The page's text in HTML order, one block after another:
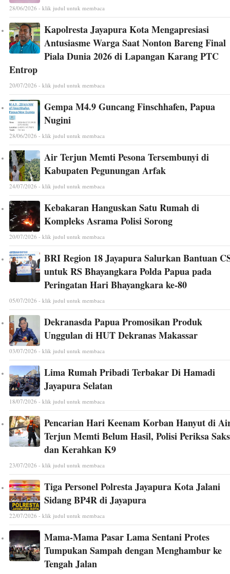
28/06/2026 - klik judul untuk membaca
Kapolresta Jayapura Kota Mengapresiasi
Antusiasme Warga Saat Nonton Bareng Final
Piala Dunia 2026 di Lapangan Karang PTC
Entrop
20/07/2026 - klik judul untuk membaca
Gempa M4.9 Guncang Finschhafen, Papua
Nugini
28/06/2026 - klik judul untuk membaca
Air Terjun Memti Pesona Tersembunyi di
Kabupaten Pegunungan Arfak
24/07/2026 - klik judul untuk membaca
Kebakaran Hanguskan Satu Rumah di
Kompleks Asrama Polisi Sorong
20/07/2026 - klik judul untuk membaca
BRI Region 18 Jayapura Salurkan Bantuan
untuk RS Bhayangkara Polda Papua pada
Peringatan Hari Bhayangkara ke-80
05/07/2026 - klik judul untuk membaca
Dekranasda Papua Promosikan Produk
Unggulan di HUT Dekranas Makassar
03/07/2026 - klik judul untuk membaca
Lima Rumah Pribadi Terbakar Di Hamadi
Jayapura Selatan
18/07/2026 - klik judul untuk membaca
Pencarian Hari Keenam Korban Hanyut di
Terjun Memti Belum Hasil, Polisi Periksa
dan Kerahkan K9
23/07/2026 - klik judul untuk membaca
Tiga Personel Polresta Jayapura Kota Jalani
Sidang BP4R di Jayapura
22/07/2026 - klik judul untuk membaca
Mama-Mama Pasar Lama Sentani Protes
Tumpukan Sampah dengan Menghambur ke
Tengah Jalan